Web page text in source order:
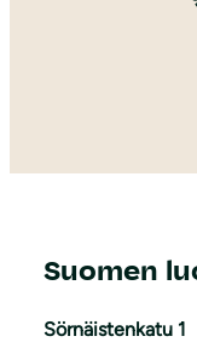
Suomen
Sörnäistenkatu 1